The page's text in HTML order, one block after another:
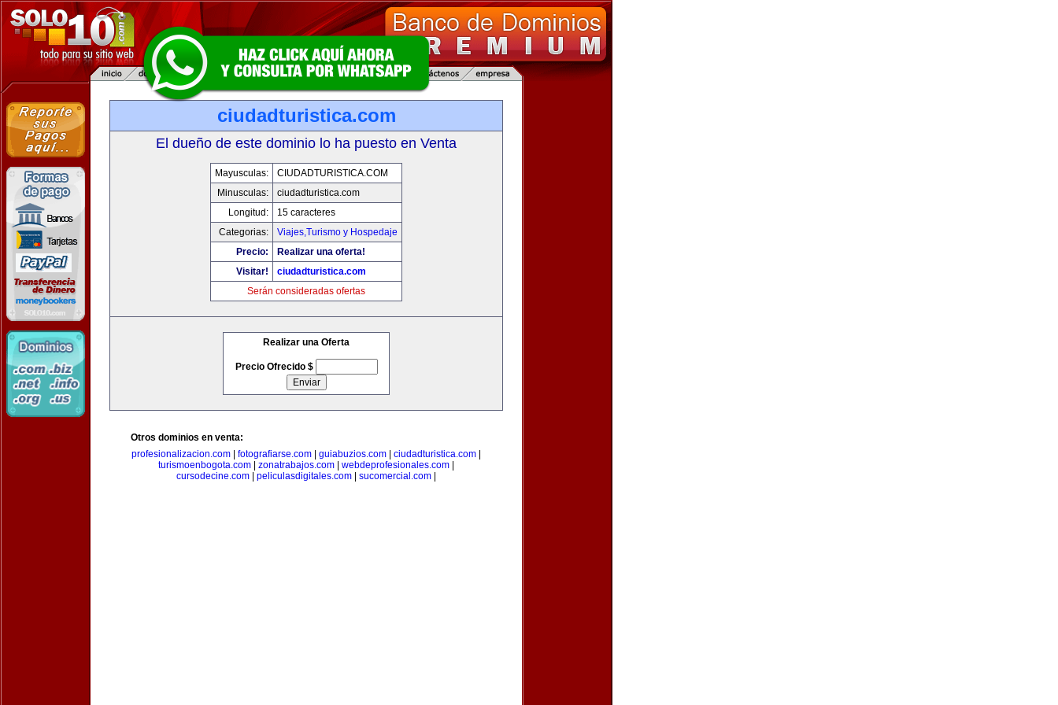
ciudadturistica.com
El dueño de este dominio lo ha puesto en Venta
Mayusculas:
CIUDADTURISTICA.COM
Minusculas:
ciudadturistica.com
Longitud:
15 caracteres
Categorias:
Viajes,Turismo y Hospedaje
Precio:
Realizar una oferta!
Visitar!
ciudadturistica.com
Serán consideradas ofertas
Realizar una Oferta
Precio Ofrecido $
Otros dominios en venta:
profesionalizacion.com
fotografiarse.com guiabuzios.com ciudadturistica.com
turismoenbogota.com
zonatrabajos.com webdeprofesionales.com
cursodecine.com
peliculasdigitales.com sucomercial.com